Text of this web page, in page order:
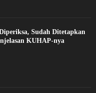
Sudah Ditetapkan
KUHAP-nya